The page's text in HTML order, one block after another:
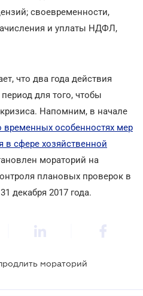
своевременности,
и уплаты НДФЛ,
что два года действия
для того, чтобы
Напомним, в начале
временных особенностях мер
в сфере хозяйственной
мораторий на
плановых проверок в
декабря 2017 года.
мораторий